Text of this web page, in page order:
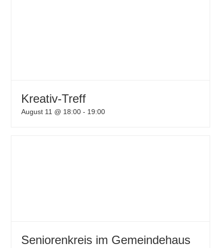
Kreativ-Treff
August 11 @ 18:00 - 19:00
Seniorenkreis im Gemeindehaus